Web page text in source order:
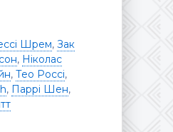
Шрем, Зак
, Ніколас
, Тео Россі,
, Паррі Шен,